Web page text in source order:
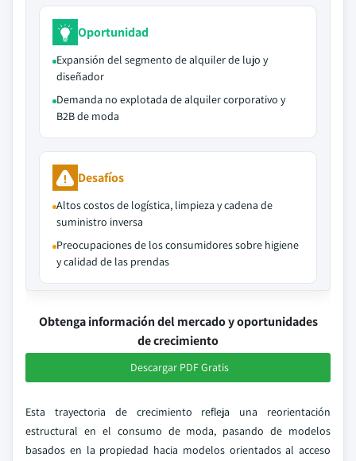
Oportunidad
Expansión del segmento de alquiler de lujo y
diseñador
Demanda no explotada de alquiler corporativo y
B2B de moda
Desafíos
Altos costos de logística, limpieza y cadena de
suministro inversa
Preocupaciones de los consumidores sobre higiene
y calidad de las prendas
Obtenga información del mercado y oportunidades
de crecimiento
Descargar PDF Gratis
Esta trayectoria de crecimiento refleja una reorientación
estructural en el consumo de moda, pasando de modelos
basados en la propiedad hacia modelos orientados al acceso